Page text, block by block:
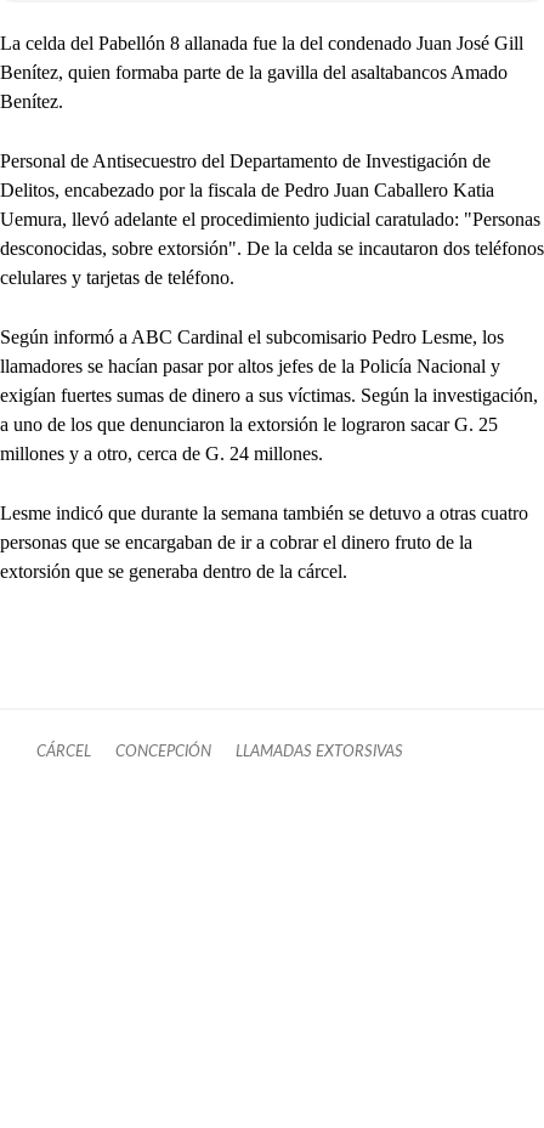
La celda del Pabellón 8 allanada fue la del condenado Juan José Gill
Benítez, quien formaba parte de la gavilla del asaltabancos Amado
Benítez.
Personal de Antisecuestro del Departamento de Investigación de
Delitos, encabezado por la fiscala de Pedro Juan Caballero Katia
Uemura, llevó adelante el procedimiento judicial caratulado: "Personas
desconocidas, sobre extorsión". De la celda se incautaron dos teléfonos
celulares y tarjetas de teléfono.
Según informó a ABC Cardinal el subcomisario Pedro Lesme, los
llamadores se hacían pasar por altos jefes de la Policía Nacional y
exigían fuertes sumas de dinero a sus víctimas. Según la investigación,
a uno de los que denunciaron la extorsión le lograron sacar G. 25
millones y a otro, cerca de G. 24 millones.
Lesme indicó que durante la semana también se detuvo a otras cuatro
personas que se encargaban de ir a cobrar el dinero fruto de la
extorsión que se generaba dentro de la cárcel.
CÁRCEL CONCEPCIÓN LLAMADAS EXTORSIVAS